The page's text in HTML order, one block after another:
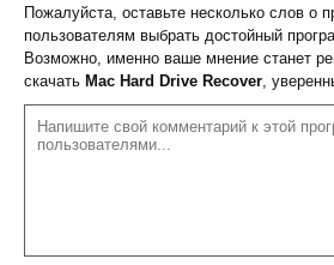
Пожалуйста, оставьте несколько слов о
пользователям выбрать достойный
Возможно, именно ваше мнение станет
скачать Mac Hard Drive Recover,